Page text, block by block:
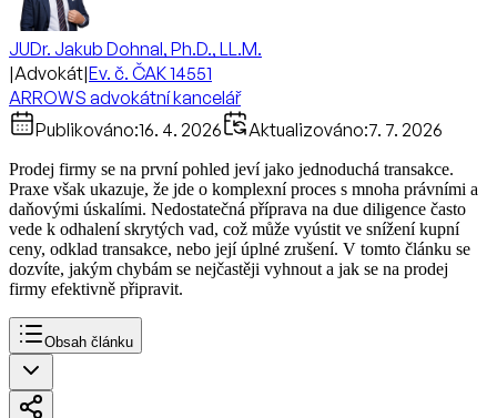
JUDr. Jakub Dohnal, Ph.D., LL.M.
|Advokát|Ev. č. ČAK 14551
ARROWS advokátní kancelář
Publikováno:16. 4. 2026 Aktualizováno:7. 7. 2026
Prodej firmy se na první pohled jeví jako jednoduchá transakce.
Praxe však ukazuje, že jde o komplexní proces s mnoha právními a
daňovými úskalími. Nedostatečná příprava na due diligence často
vede k odhalení skrytých vad, což může vyústit ve snížení kupní
ceny, odklad transakce, nebo její úplné zrušení. V tomto článku se
dozvíte, jakým chybám se nejčastěji vyhnout a jak se na prodej
firmy efektivně připravit.
Obsah článku